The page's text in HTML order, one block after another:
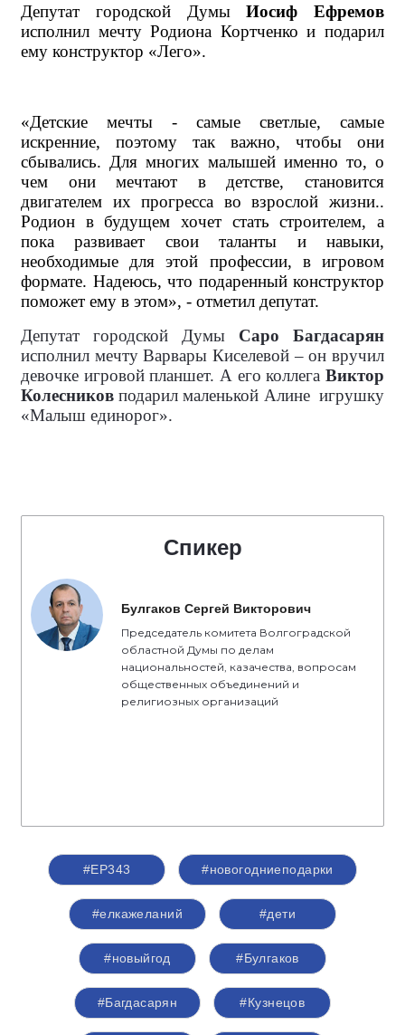
Депутат городской ДумыИосиф Ефремов
исполнил мечту Родиона Кортченко и подарил
ему конструктор «Лего».
«Детские мечты - самые светлые, самые
искренние, поэтому так важно, чтобы они
сбывались. Для многих малышей именно то, о
чем они мечтают в детстве, становится
двигателем их прогресса во взрослой жизни..
Родион в будущем хочет стать строителем, а
пока развивает свои таланты и навыки,
необходимые для этой профессии, в игровом
формате. Надеюсь, что подаренный конструктор
поможет ему в этом», - отметил депутат.
Депутат городской Думы Саро Багдасарян
исполнил мечту Варвары Киселевой – он вручил
девочке игровой планшет. А его коллега Виктор
Колесников подарил маленькой Алине игрушку
«Малыш единорог».
Спикер
Булгаков Сергей Викторович
Председатель комитета Волгоградской
областной Думы по делам
национальностей, казачества, вопросам
общественных объединений и
религиозных организаций
#ЕР343 #новогодниеподарки
#елкажеланий #дети
#новыйгод #Булгаков
#Багдасарян #Кузнецов